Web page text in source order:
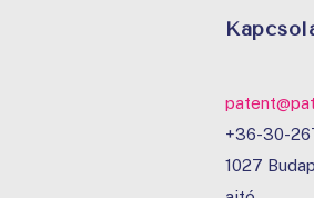
+36-30-
1027